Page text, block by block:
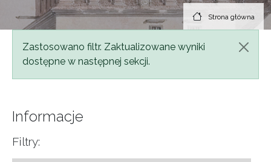
Strona główna
Komunikat
Zastosowano filtr. Zaktualizowane wyniki
dostępne w następnej sekcji.
Informacje
Filtry: